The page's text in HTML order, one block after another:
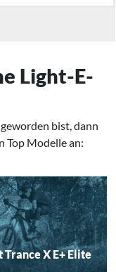
Light-E-
bist, dann
Top Modelle an:
Trance X E+ Elite